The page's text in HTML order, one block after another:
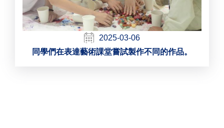
2025-03-06
同學們在表達藝術課堂嘗試製作不同的作品。